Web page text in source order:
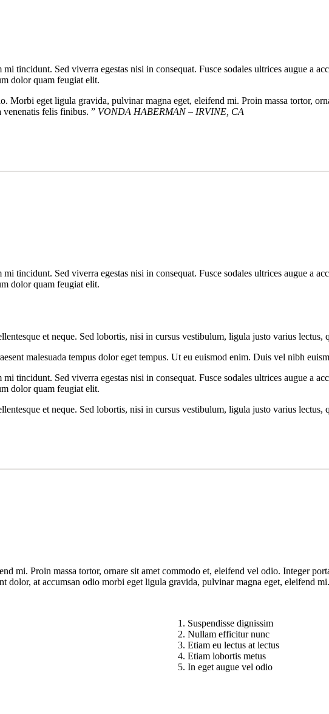
tincidunt. Sed viverra egestas nisi in consequat. Fusce sodales ultrices augue a
dolor quam feugiat elit.
Morbi eget ligula gravida, pulvinar magna eget, eleifend mi. Proin massa tortor,
venenatis felis finibus. ” VONDA HABERMAN – IRVINE, CA
tincidunt. Sed viverra egestas nisi in consequat. Fusce sodales ultrices augue a
dolor quam feugiat elit.
et neque. Sed lobortis, nisi in cursus vestibulum, ligula justo varius lectus,
malesuada tempus dolor eget tempus. Ut eu euismod enim. Duis vel nibh
tincidunt. Sed viverra egestas nisi in consequat. Fusce sodales ultrices augue a
dolor quam feugiat elit.
et neque. Sed lobortis, nisi in cursus vestibulum, ligula justo varius lectus,
mi. Proin massa tortor, ornare sit amet commodo et, eleifend vel odio. Integer
dolor, at accumsan odio morbi eget ligula gravida, pulvinar magna eget, eleifend mi.
Suspendisse dignissim
Nullam efficitur nunc
Etiam eu lectus at lectus
Etiam lobortis metus
In eget augue vel odio